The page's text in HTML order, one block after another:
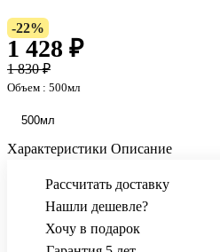
-22%
1 428 ₽
1 830 ₽
Объем : 500мл
500мл
Характеристики Описание
Рассчитать доставку
Нашли дешевле?
Хочу в подарок